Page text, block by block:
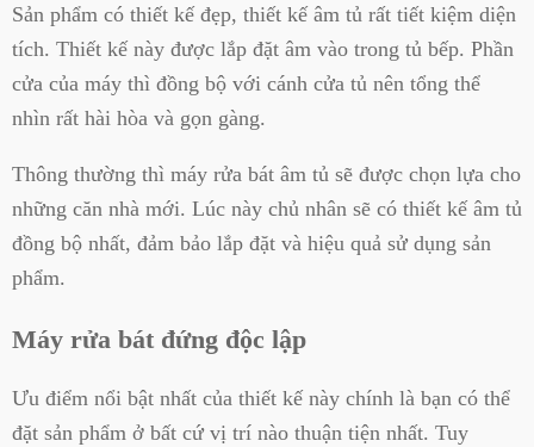
Sản phẩm có thiết kế đẹp, thiết kế âm tủ rất tiết kiệm diện
tích. Thiết kế này được lắp đặt âm vào trong tủ bếp. Phần
cửa của máy thì đồng bộ với cánh cửa tủ nên tổng thể
nhìn rất hài hòa và gọn gàng.
Thông thường thì máy rửa bát âm tủ sẽ được chọn lựa cho
những căn nhà mới. Lúc này chủ nhân sẽ có thiết kế âm tủ
đồng bộ nhất, đảm bảo lắp đặt và hiệu quả sử dụng sản
phẩm.
Máy rửa bát đứng độc lập
Ưu điểm nổi bật nhất của thiết kế này chính là bạn có thể
đặt sản phẩm ở bất cứ vị trí nào thuận tiện nhất. Tuy